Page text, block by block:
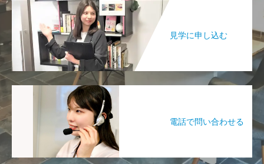
見学に申し込む
電話で問い合わせる